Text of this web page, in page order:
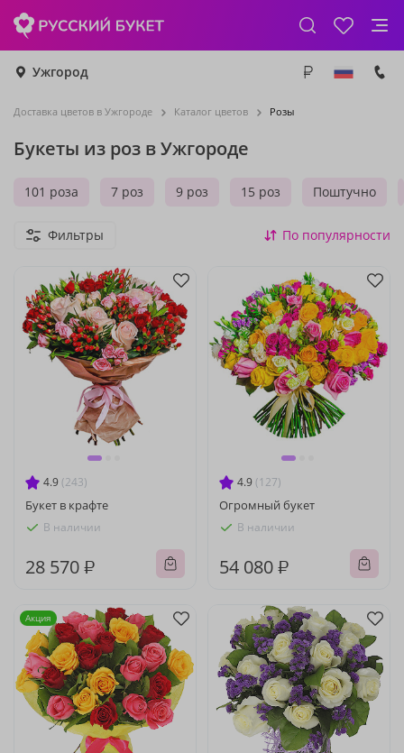
Ужгород
Доставка цветов в Ужгороде Каталог цветов Розы
Букеты из роз в Ужгороде
101 роза 7 роз 9 роз 15 роз Поштучно
Фильтры По популярности
4.9 (243)
Букет в крафте
В наличии
28 570 ₽
4.9 (127)
Огромный букет
В наличии
54 080 ₽
Акция